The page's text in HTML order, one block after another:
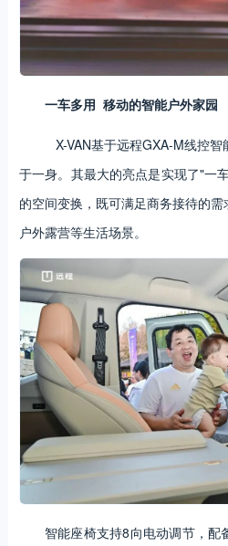
一车多用 移动的智能户外家园
X-VAN基于远程GXA-M线控
于一身。其最大的亮点是实现了"一
的空间变换，既可满足商务接待的
户外露营等生活场景。
智能座椅支持8向电动调节，配